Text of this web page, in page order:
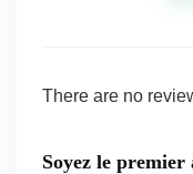
There are no
Soyez le